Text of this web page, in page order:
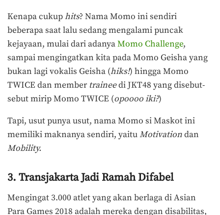
Kenapa cukuphits? Nama Momo ini sendiri
beberapa saat lalu sedang mengalami puncak
kejayaan, mulai dari adanyaMomo Challenge,
sampai mengingatkan kita pada Momo Geisha yang
bukan lagi vokalis Geisha (hiks!) hingga Momo
TWICE dan member traineedi JKT48 yang disebut-
sebut mirip Momo TWICE (opoooo iki?)
Tapi, usut punya usut, nama Momo si Maskot ini
memiliki maknanya sendiri, yaituMotivationdan
Mobility.
3. Transjakarta Jadi Ramah Difabel
Mengingat 3.000 atlet yang akan berlaga di Asian
Para Games 2018 adalah mereka dengan disabilitas,